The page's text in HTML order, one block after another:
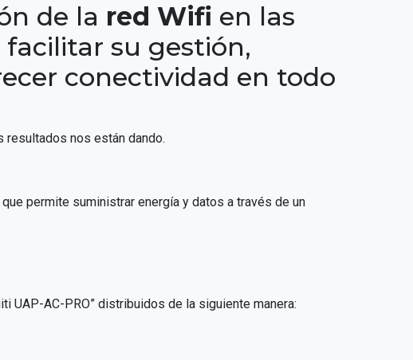
de la red Wifi en las
facilitar su gestión,
conectividad en todo
resultados nos están dando.
permite suministrar energía y datos a través de un
UAP-AC-PRO” distribuidos de la siguiente manera: